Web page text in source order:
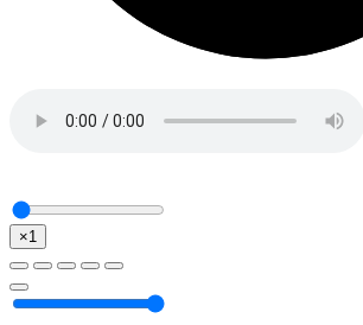
×1